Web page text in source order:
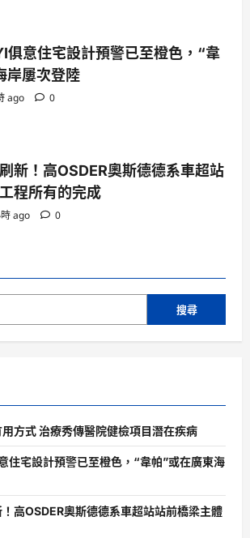
俱意住宅設計預警已至橙色，“韋
岸屢次登陸
ago 0
新！高OSDER奧斯德德系車超站
程所有的完成
ago 0
搜尋
方式 治療秀傳醫院健檢項目潛在疾病
住宅設計預警已至橙色，“韋帕”或在廣東海
高OSDER奧斯德德系車超站站前橋梁主體